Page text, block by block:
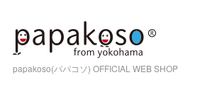
papakoso(パパコソ) OFFICIAL WEB SHOP